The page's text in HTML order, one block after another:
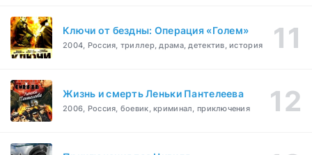
Ключи от бездны: Операция «Голем»
2004, Россия, триллер, драма, детектив, история
Жизнь и смерть Леньки Пантелеева
2006, Россия, боевик, криминал, приключения